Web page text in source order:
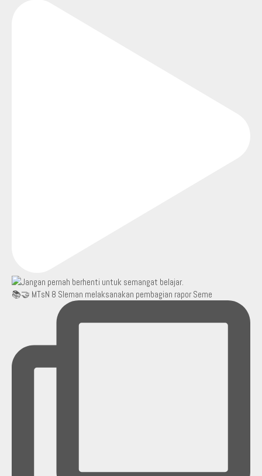
📚🤝 MTsN 8 Sleman melaksanakan pembagian rapor Seme